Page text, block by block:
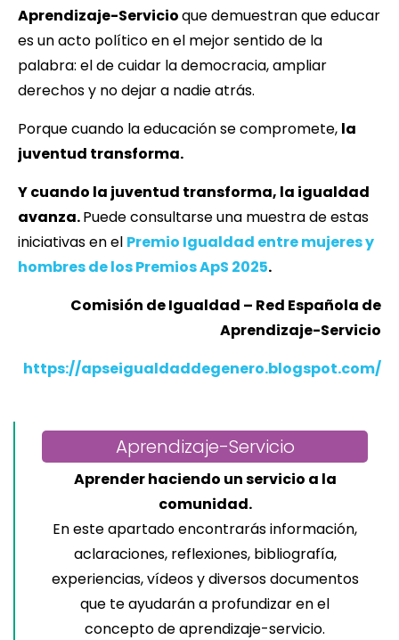
Aprendizaje-Servicioque demuestran que educar
es un acto político en el mejor sentido de la
palabra: el de cuidar la democracia, ampliar
derechos y no dejar a nadie atrás.
Porque cuando la educación se compromete, la
juventud transforma.
Y cuando la juventud transforma, la igualdad
avanza.Puede consultarse una muestra de estas
iniciativas en el Premio Igualdad entre mujeres y
hombres de los Premios ApS 2025.
Comisión de Igualdad – Red Española de
Aprendizaje-Servicio
https://apseigualdaddegenero.blogspot.com/
Aprendizaje-Servicio
Aprender haciendo un servicio a la
comunidad.
En este apartado encontrarás información,
aclaraciones, reflexiones, bibliografía,
experiencias, vídeos y diversos documentos
que te ayudarán a profundizar en el
concepto de aprendizaje-servicio.